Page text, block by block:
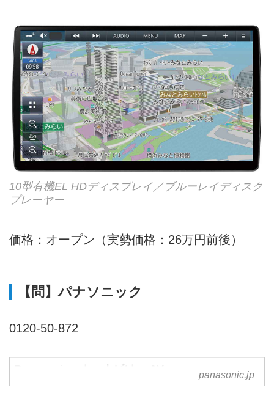
10型有機EL HDディスプレイ／ブルーレイディスク
プレーヤー
価格：オープン（実勢価格：26万円前後）
【問】パナソニック
0120-50-872
Panasonic カーナビ/カーAV panasonic.jp